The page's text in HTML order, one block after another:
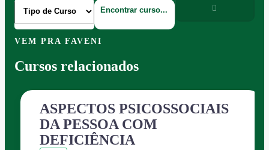
VEM PRA FAVENI
Cursos relacionados
ASPECTOS PSICOSSOCIAIS
DA PESSOA COM
DEFICIÊNCIA